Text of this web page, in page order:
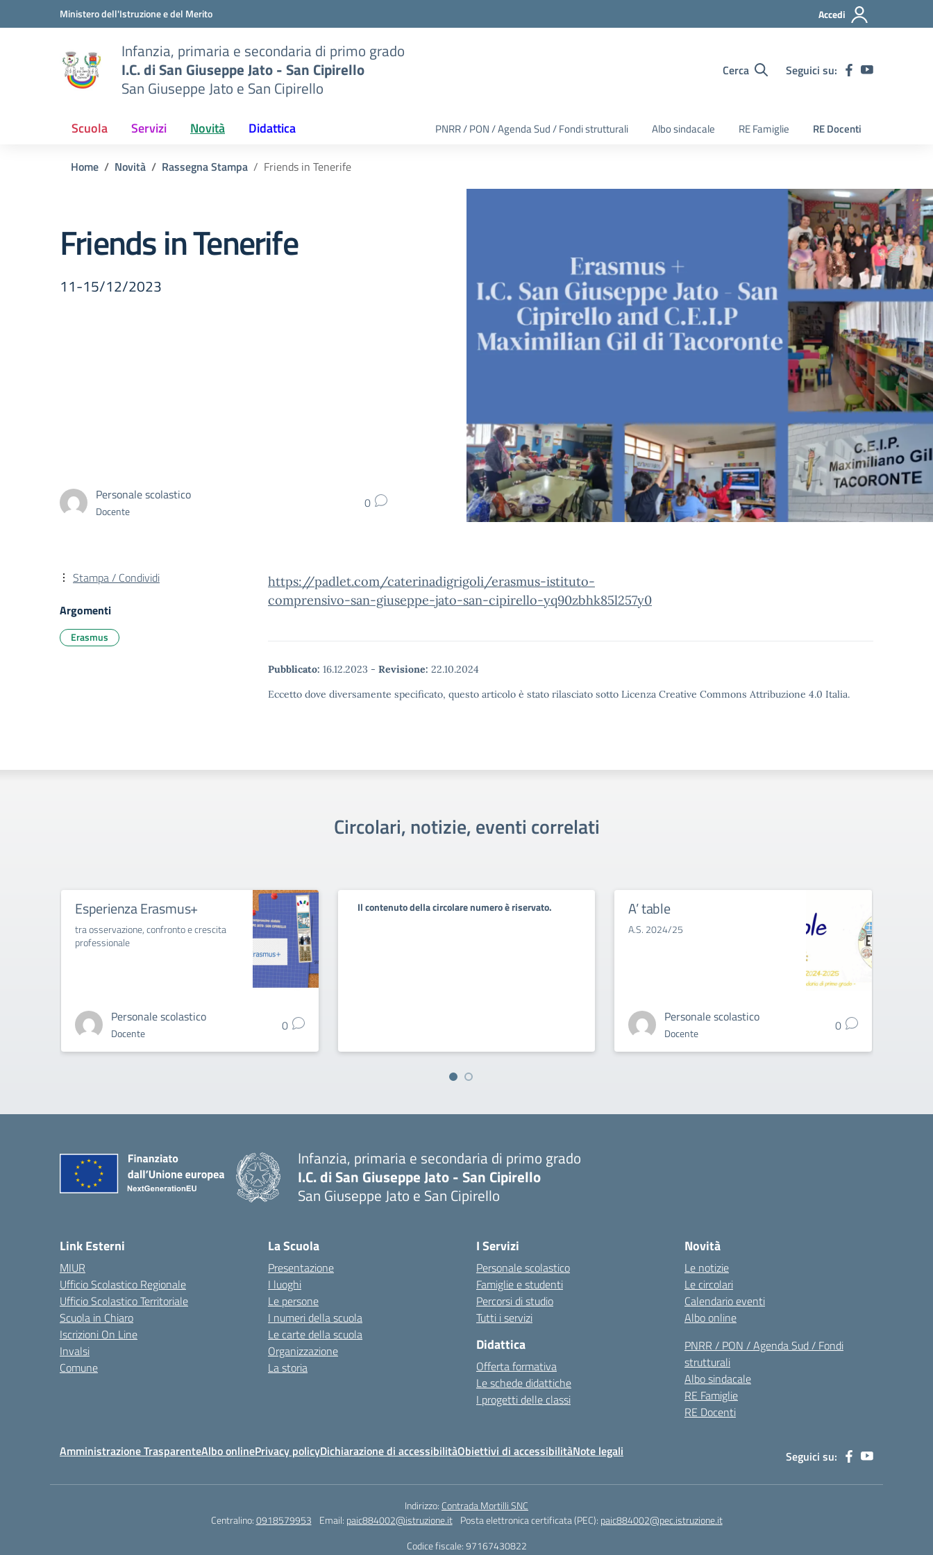
Vai ai contenuti
Vai al menu di navigazioneMinistero dell'Istruzione e del Merito Accedi
Infanzia, primaria e secondaria di primo grado
I.C. di San Giuseppe Jato - San Cipirello
San Giuseppe Jato e San Cipirello
Cerca Seguici su:
Scuola Servizi Novità Didattica PNRR / PON / Agenda Sud / Fondi strutturali Albo sindacale RE Famiglie RE Docenti
Home Novità Rassegna Stampa Friends in Tenerife
Friends in Tenerife
11-15/12/2023
Personale scolastico
Docente 0
https://padlet.com/caterinadigrigoli/erasmus-istituto-
comprensivo-san-giuseppe-jato-san-cipirello-yq90zbhk85l257y0
Pubblicato: 16.12.2023 - Revisione: 22.10.2024
Eccetto dove diversamente specificato, questo articolo è stato rilasciato sotto Licenza Creative Commons Attribuzione 4.0 Italia.
Stampa / Condividi
Argomenti
Erasmus
Circolari, notizie, eventi correlati
Esperienza Erasmus+
tra osservazione, confronto e crescita
professionale
Personale scolastico
Docente 0
Il contenuto della circolare numero è riservato. A’ table
A.S. 2024/25
Personale scolastico
Docente 0
Infanzia, primaria e secondaria di primo grado
I.C. di San Giuseppe Jato - San Cipirello
San Giuseppe Jato e San Cipirello
Link Esterni
MIUR
Ufficio Scolastico Regionale
Ufficio Scolastico Territoriale
Scuola in Chiaro
Iscrizioni On Line
Invalsi
Comune
La Scuola
Presentazione
I luoghi
Le persone
I numeri della scuola
Le carte della scuola
Organizzazione
La storia
I Servizi
Personale scolastico
Famiglie e studenti
Percorsi di studio
Tutti i servizi
Didattica
Offerta formativa
Le schede didattiche
I progetti delle classi
Novità
Le notizie
Le circolari
Calendario eventi
Albo online
PNRR / PON / Agenda Sud / Fondi
strutturali
Albo sindacale
RE Famiglie
RE Docenti
Amministrazione TrasparenteAlbo onlinePrivacy policyDichiarazione di accessibilitàObiettivi di accessibilitàNote legali Seguici su:
Indirizzo: Contrada Mortilli SNC
Centralino:0918579953 Email: paic884002@istruzione.it Posta elettronica certificata (PEC): paic884002@pec.istruzione.it
Codice fiscale: 97167430822